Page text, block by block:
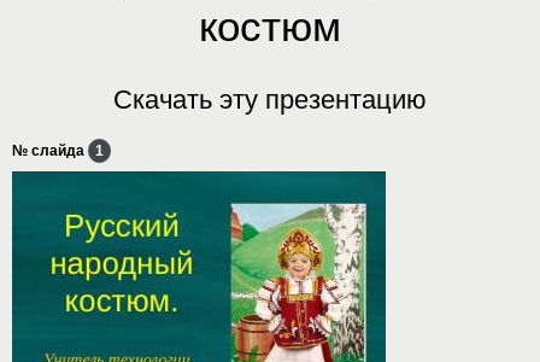
костюм
Скачать эту презентацию
№ слайда 1